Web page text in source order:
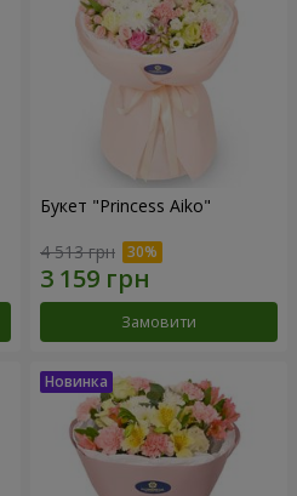
Букет "Princess Aiko"
4 513 грн
Замовити